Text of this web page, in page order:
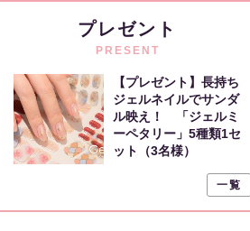
プレゼント
PRESENT
【プレゼント】長持ち
ジェルネイルでサンダ
ル映え！ 「ジェルミ
ーペタリー」5種類1セ
ット（3名様）
一覧